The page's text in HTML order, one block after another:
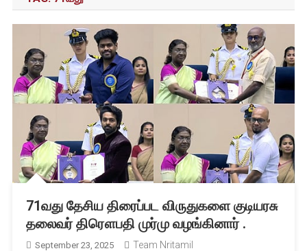
71வது தேசிய திரைப்பட விருதுகளை குடியரசு
தலைவர் திரௌபதி முர்மு வழங்கினார் .
September 23, 2025 Team Nritamil